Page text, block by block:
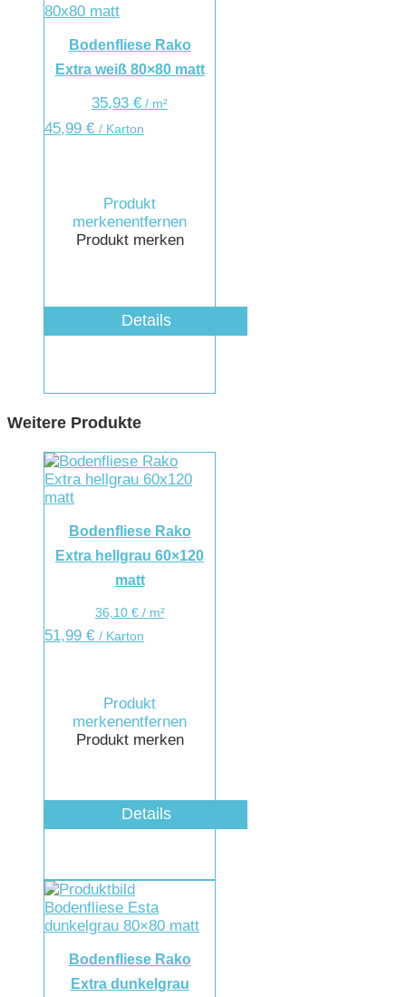
Bodenfliese Rako
Extra weiß 80×80 matt
35,93€ / m²
45,99 € / Karton
Produkt
merkenentfernen
Produkt merken
Details
Weitere Produkte
Bodenfliese Rako
Extra hellgrau 60×120
matt
36,10 €/ m²
51,99 € / Karton
Produkt
merkenentfernen
Produkt merken
Details
Bodenfliese Rako
Extra dunkelgrau